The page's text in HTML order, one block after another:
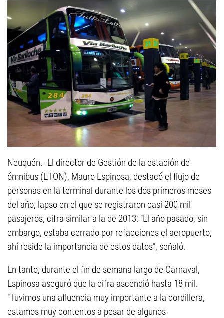
Neuquén.- El director de Gestión de la estación de
ómnibus (ETON), Mauro Espinosa, destacó el flujo de
personas en la terminal durante los dos primeros meses
del año, lapso en el que se registraron casi 200 mil
pasajeros, cifra similar a la de 2013: “El año pasado, sin
embargo, estaba cerrado por refacciones el aeropuerto,
ahí reside la importancia de estos datos”, señaló.
En tanto, durante el fin de semana largo de Carnaval,
Espinosa aseguró que la cifra ascendió hasta 18 mil.
“Tuvimos una afluencia muy importante a la cordillera,
estamos muy contentos a pesar de algunos